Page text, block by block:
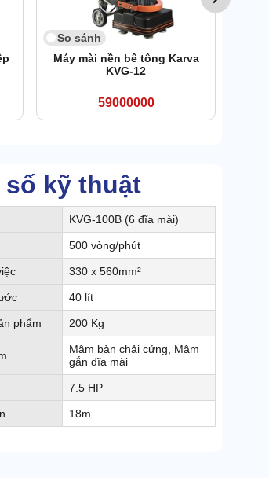
So sánh
Máy mài nền bê tông Karva
KVG-12
59000000
số kỹ thuật
KVG-100B (6 đĩa mài)
500 vòng/phút
330 x 560mm²
40 lít
phẩm 200 Kg
Mâm bàn chải cứng, Mâm
gắn đĩa mài
7.5 HP
18m